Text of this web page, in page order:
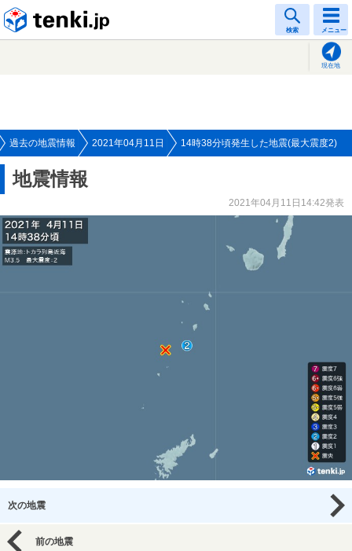
検索 メニュー
現在地
過去の地震情報 2021年04月11日 14時38分頃発生した地震(最大震度2)
地震情報
2021年04月11日14:42発表
次の地震
前の地震